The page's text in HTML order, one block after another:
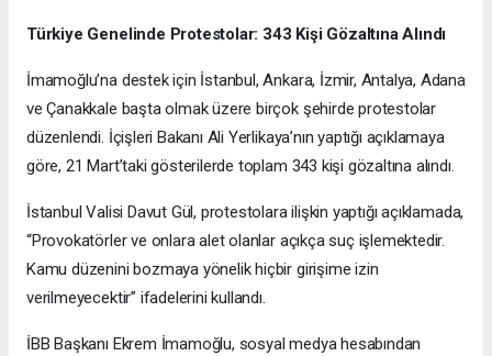
Türkiye Genelinde Protestolar: 343 Kişi Gözaltına Alındı
İmamoğlu’na destek için İstanbul, Ankara, İzmir, Antalya, Adana
ve Çanakkale başta olmak üzere birçok şehirde protestolar
düzenlendi. İçişleri Bakanı Ali Yerlikaya’nın yaptığı açıklamaya
göre, 21 Mart’taki gösterilerde toplam 343 kişi gözaltına alındı.
İstanbul Valisi Davut Gül, protestolara ilişkin yaptığı açıklamada,
“Provokatörler ve onlara alet olanlar açıkça suç işlemektedir.
Kamu düzenini bozmaya yönelik hiçbir girişime izin
verilmeyecektir” ifadelerini kullandı.
İBB Başkanı Ekrem İmamoğlu, sosyal medya hesabından